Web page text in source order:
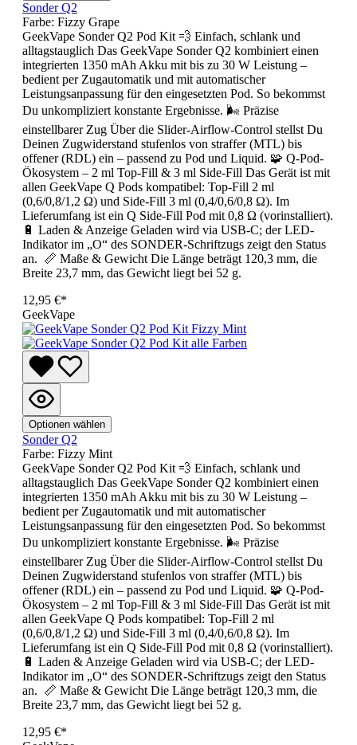
Sonder Q2
Farbe: Fizzy Grape
GeekVape Sonder Q2 Pod Kit 💨 Einfach, schlank und
alltagstauglich Das GeekVape Sonder Q2 kombiniert einen
integrierten 1350 mAh Akku mit bis zu 30 W Leistung –
bedient per Zugautomatik und mit automatischer
Leistungsanpassung für den eingesetzten Pod. So bekommst
Du unkompliziert konstante Ergebnisse. 🌬️ Präzise
einstellbarer Zug Über die Slider-Airflow-Control stellst Du
Deinen Zugwiderstand stufenlos von straffer (MTL) bis
offener (RDL) ein – passend zu Pod und Liquid. 🧩 Q-Pod-
Ökosystem – 2 ml Top-Fill & 3 ml Side-Fill Das Gerät ist mit
allen GeekVape Q Pods kompatibel: Top-Fill 2 ml
(0,6/0,8/1,2 Ω) und Side-Fill 3 ml (0,4/0,6/0,8 Ω). Im
Lieferumfang ist ein Q Side-Fill Pod mit 0,8 Ω (vorinstalliert).
🔋 Laden & Anzeige Geladen wird via USB-C; der LED-
Indikator im „O“ des SONDER-Schriftzugs zeigt den Status
an. 📏 Maße & Gewicht Die Länge beträgt 120,3 mm, die
Breite 23,7 mm, das Gewicht liegt bei 52 g.
12,95 €*
GeekVape
Optionen wählen
Sonder Q2
Farbe: Fizzy Mint
GeekVape Sonder Q2 Pod Kit 💨 Einfach, schlank und
alltagstauglich Das GeekVape Sonder Q2 kombiniert einen
integrierten 1350 mAh Akku mit bis zu 30 W Leistung –
bedient per Zugautomatik und mit automatischer
Leistungsanpassung für den eingesetzten Pod. So bekommst
Du unkompliziert konstante Ergebnisse. 🌬️ Präzise
einstellbarer Zug Über die Slider-Airflow-Control stellst Du
Deinen Zugwiderstand stufenlos von straffer (MTL) bis
offener (RDL) ein – passend zu Pod und Liquid. 🧩 Q-Pod-
Ökosystem – 2 ml Top-Fill & 3 ml Side-Fill Das Gerät ist mit
allen GeekVape Q Pods kompatibel: Top-Fill 2 ml
(0,6/0,8/1,2 Ω) und Side-Fill 3 ml (0,4/0,6/0,8 Ω). Im
Lieferumfang ist ein Q Side-Fill Pod mit 0,8 Ω (vorinstalliert).
🔋 Laden & Anzeige Geladen wird via USB-C; der LED-
Indikator im „O“ des SONDER-Schriftzugs zeigt den Status
an. 📏 Maße & Gewicht Die Länge beträgt 120,3 mm, die
Breite 23,7 mm, das Gewicht liegt bei 52 g.
12,95 €*